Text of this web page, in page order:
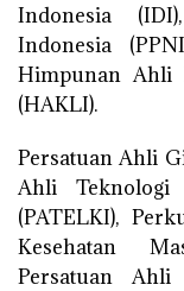
Indonesia
Indonesia
Himpunan Ahli
(HAKLI).
Persatuan Ahli
Ahli Teknologi
(PATELKI),
Kesehatan
Persatuan